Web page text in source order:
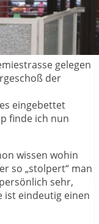
gelegen
der
eingebettet
finde ich nun
wissen wohin
so „stolpert“ man
sehr,
ist eindeutig einen